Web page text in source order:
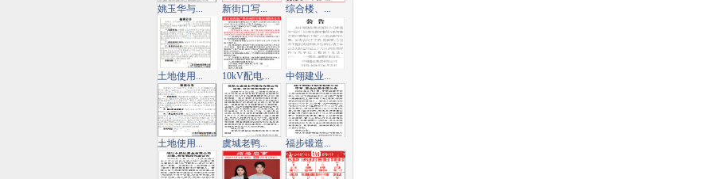
姚玉华与... 新街口写... 综合楼、...
土地使用... 10kV配电... 中翎建业...
土地使用... 虞城老鸭... 福步锻造...